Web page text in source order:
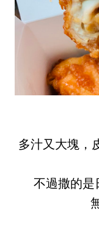
多汁又大塊，
不過撒的